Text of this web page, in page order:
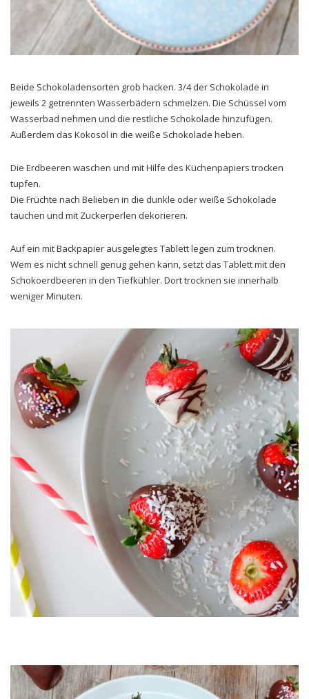
Beide Schokoladensorten grob hacken. 3/4 der Schokolade in
jeweils 2 getrennten Wasserbädern schmelzen. Die Schüssel vom
Wasserbad nehmen und die restliche Schokolade hinzufügen.
Außerdem das Kokosöl in die weiße Schokolade heben.
Die Erdbeeren waschen und mit Hilfe des Küchenpapiers trocken
tupfen.
Die Früchte nach Belieben in die dunkle oder weiße Schokolade
tauchen und mit Zuckerperlen dekorieren.
Auf ein mit Backpapier ausgelegtes Tablett legen zum trocknen.
Wem es nicht schnell genug gehen kann, setzt das Tablett mit den
Schokoerdbeeren in den Tiefkühler. Dort trocknen sie innerhalb
weniger Minuten.